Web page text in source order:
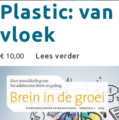
Plastic:
vloek
€ 10,00 Lees verder